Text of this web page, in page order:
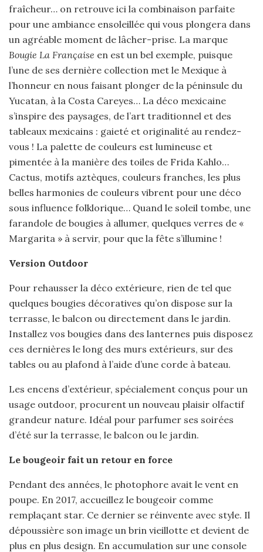
fraîcheur… on retrouve ici la combinaison parfaite
pour une ambiance ensoleillée qui vous plongera dans
un agréable moment de lâcher-prise. La marque
Bougie La Française en est un bel exemple, puisque
l’une de ses dernière collection met le Mexique à
l’honneur en nous faisant plonger de la péninsule du
Yucatan, à la Costa Careyes… La déco mexicaine
s’inspire des paysages, de l’art traditionnel et des
tableaux mexicains : gaieté et originalité au rendez-
vous ! La palette de couleurs est lumineuse et
pimentée à la manière des toiles de Frida Kahlo…
Cactus, motifs aztèques, couleurs franches, les plus
belles harmonies de couleurs vibrent pour une déco
sous influence folklorique… Quand le soleil tombe, une
farandole de bougies à allumer, quelques verres de «
Margarita » à servir, pour que la fête s’illumine !
Version Outdoor
Pour rehausser la déco extérieure, rien de tel que
quelques bougies décoratives qu’on dispose sur la
terrasse, le balcon ou directement dans le jardin.
Installez vos bougies dans des lanternes puis disposez
ces dernières le long des murs extérieurs, sur des
tables ou au plafond à l’aide d’une corde à bateau.
Les encens d’extérieur, spécialement conçus pour un
usage outdoor, procurent un nouveau plaisir olfactif
grandeur nature. Idéal pour parfumer ses soirées
d’été sur la terrasse, le balcon ou le jardin.
Le bougeoir fait un retour en force
Pendant des années, le photophore avait le vent en
poupe. En 2017, accueillez le bougeoir comme
remplaçant star. Ce dernier se réinvente avec style. Il
dépoussière son image un brin vieillotte et devient de
plus en plus design. En accumulation sur une console